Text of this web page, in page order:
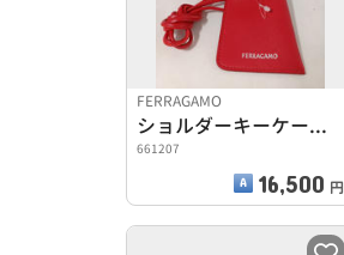
FERRAGAMO
ショルダーキーケース RED
661207
16,500 円